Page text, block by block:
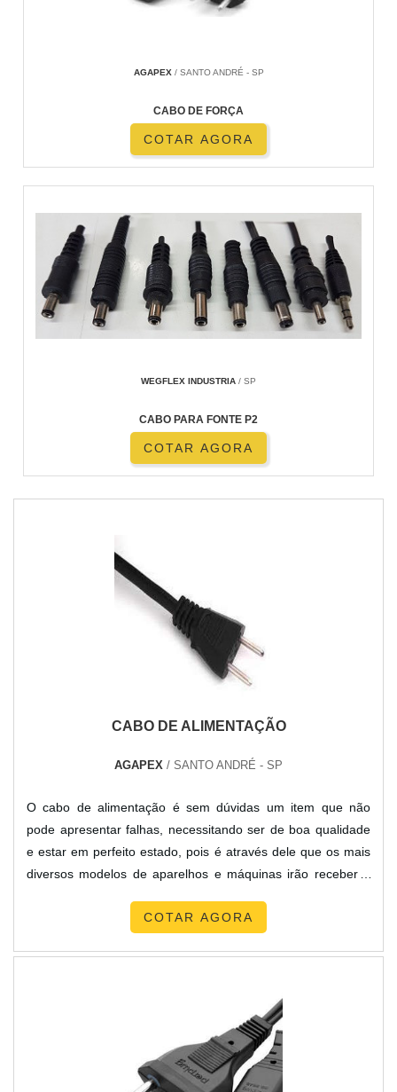
AGAPEX/ SANTO ANDRÉ - SP
CABO DE FORÇA
COTAR AGORA
WEGFLEX INDUSTRIA / SP
CABO PARA FONTE P2
COTAR AGORA
CABO DE ALIMENTAÇÃO
AGAPEX / SANTO ANDRÉ - SP
O cabo de alimentação é sem dúvidas um item que não
pode apresentar falhas, necessitando ser de boa qualidade
e estar em perfeito estado, pois é através dele que os mais
diversos modelos de aparelhos e máquinas irão receber a
pode ser utilizado Setor comercial; Setor industrial;
COTAR AGORA